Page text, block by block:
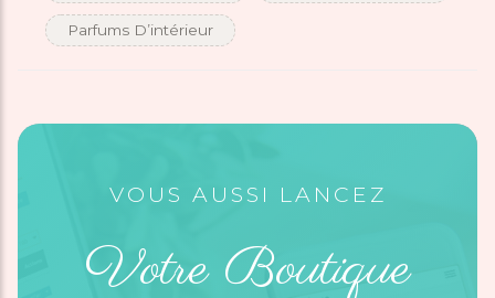
Parfums D’intérieur
VOUS AUSSI LANCEZ
Votre Boutique